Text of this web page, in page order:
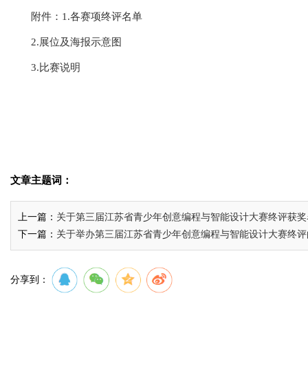
附件：1.各赛项终评名单
2.展位及海报示意图
3.比赛说明
文章主题词：
上一篇： 关于第三届江苏省青少年创意编程与智能设计大赛终评获
下一篇： 关于举办第三届江苏省青少年创意编程与智能设计大赛终
分享到：